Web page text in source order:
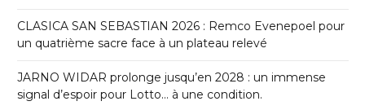
CLASICA SAN SEBASTIAN 2026 : Remco Evenepoel pour
un quatrième sacre face à un plateau relevé
JARNO WIDAR prolonge jusqu’en 2028 : un immense
signal d’espoir pour Lotto… à une condition.